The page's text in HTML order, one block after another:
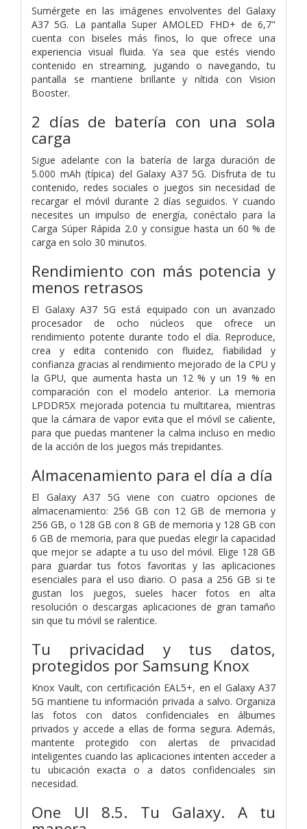
Sumérgete en las imágenes envolventes del Galaxy
A37 5G. La pantalla Super AMOLED FHD+ de 6,7"
cuenta con biseles más finos, lo que ofrece una
experiencia visual fluida. Ya sea que estés viendo
contenido en streaming, jugando o navegando, tu
pantalla se mantiene brillante y nítida con Vision
Booster.
2 días de batería con una sola
carga
Sigue adelante con la batería de larga duración de
5.000 mAh (típica) del Galaxy A37 5G. Disfruta de tu
contenido, redes sociales o juegos sin necesidad de
recargar el móvil durante 2 días seguidos. Y cuando
necesites un impulso de energía, conéctalo para la
Carga Súper Rápida 2.0 y consigue hasta un 60 % de
carga en solo 30 minutos.
Rendimiento con más potencia y
menos retrasos
El Galaxy A37 5G está equipado con un avanzado
procesador de ocho núcleos que ofrece un
rendimiento potente durante todo el día. Reproduce,
crea y edita contenido con fluidez, fiabilidad y
confianza gracias al rendimiento mejorado de la CPU y
la GPU, que aumenta hasta un 12 % y un 19 % en
comparación con el modelo anterior. La memoria
LPDDR5X mejorada potencia tu multitarea, mientras
que la cámara de vapor evita que el móvil se caliente,
para que puedas mantener la calma incluso en medio
de la acción de los juegos más trepidantes.
Almacenamiento para el día a día
El Galaxy A37 5G viene con cuatro opciones de
almacenamiento: 256 GB con 12 GB de memoria y
256 GB, o 128 GB con 8 GB de memoria y 128 GB con
6 GB de memoria, para que puedas elegir la capacidad
que mejor se adapte a tu uso del móvil. Elige 128 GB
para guardar tus fotos favoritas y las aplicaciones
esenciales para el uso diario. O pasa a 256 GB si te
gustan los juegos, sueles hacer fotos en alta
resolución o descargas aplicaciones de gran tamaño
sin que tu móvil se ralentice.
Tu privacidad y tus datos,
protegidos por Samsung Knox
Knox Vault, con certificación EAL5+, en el Galaxy A37
5G mantiene tu información privada a salvo. Organiza
las fotos con datos confidenciales en álbumes
privados y accede a ellas de forma segura. Además,
mantente protegido con alertas de privacidad
inteligentes cuando las aplicaciones intenten acceder a
tu ubicación exacta o a datos confidenciales sin
necesidad.
One UI 8.5. Tu Galaxy. A tu